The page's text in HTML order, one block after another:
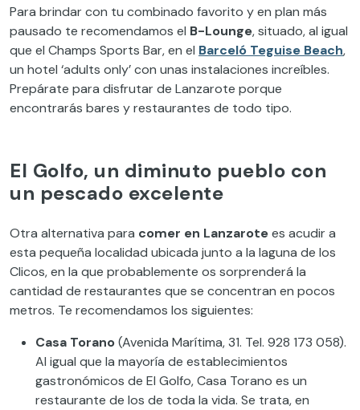
Para brindar con tu combinado favorito y en plan más
pausado te recomendamos el B-Lounge, situado, al igual
que el Champs Sports Bar, en el Barceló Teguise Beach,
un hotel ‘adults only’ con unas instalaciones increíbles.
Prepárate para disfrutar de Lanzarote porque
encontrarás bares y restaurantes de todo tipo.
El Golfo, un diminuto pueblo con
un pescado excelente
Otra alternativa para comer en Lanzarotees acudir a
esta pequeña localidad ubicada junto a la laguna de los
Clicos, en la que probablemente os sorprenderá la
cantidad de restaurantes que se concentran en pocos
metros. Te recomendamos los siguientes:
Casa Torano(Avenida Marítima, 31. Tel. 928 173 058).
Al igual que la mayoría de establecimientos
gastronómicos de El Golfo, Casa Torano es un
restaurante de los de toda la vida. Se trata, en